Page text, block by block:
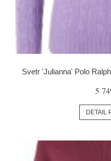
Svetr 'Julianna' Polo
5
DETAIL